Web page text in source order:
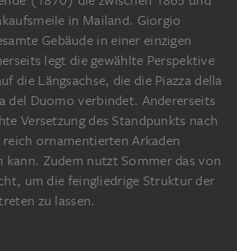
in Mailand. Giorgio
Gebäude in einer einzigen
legt die gewählte Perspektive
die Längsachse, die die Piazza della
del Duomo verbindet. Andererseits
Versetzung des Standpunkts nach
ornamentierten Arkaden
kann. Zudem nutzt Sommer das von
um die feingliedrige Struktur der
zu lassen.